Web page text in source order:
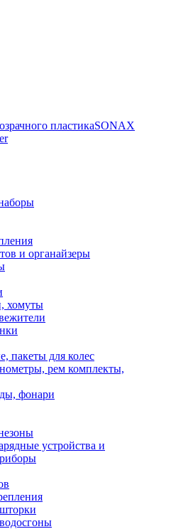
пластикаSONAX
и органайзеры
хомуты
пакеты для колес
рем комплекты,
фонари
устройства и